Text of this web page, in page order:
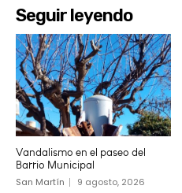
Seguir leyendo
Vandalismo en el paseo del
Barrio Municipal
San Martín 9 agosto, 2026